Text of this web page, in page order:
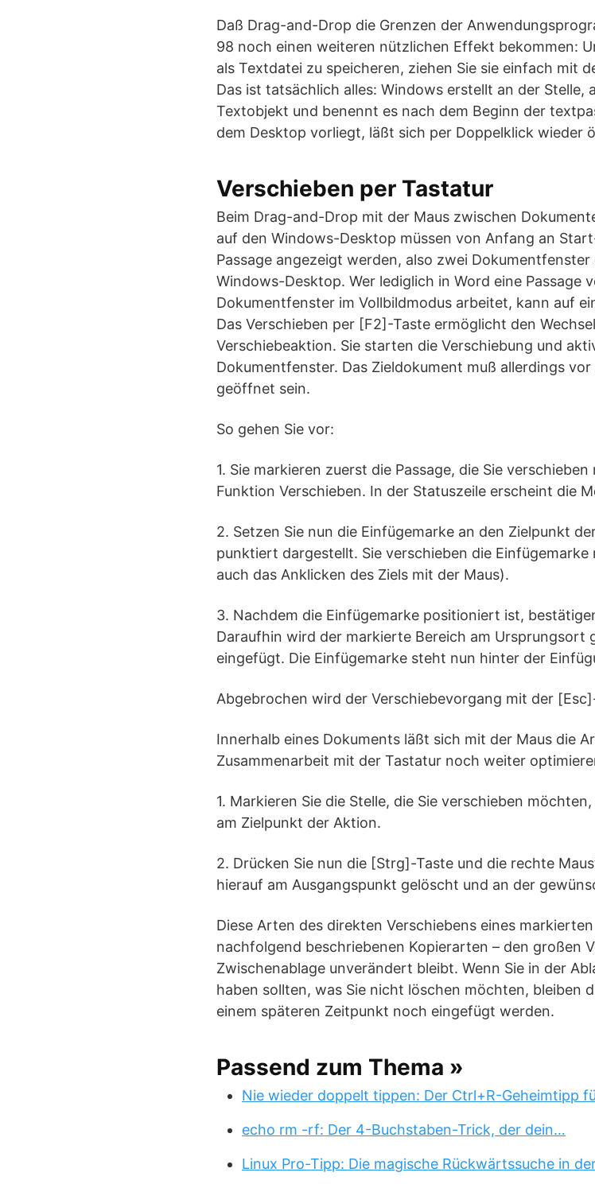
Daß Drag-and-Drop die Grenzen der
98 noch einen weiteren nützlichen Effekt bekommen:
als Textdatei zu speicheren, ziehen Sie sie einfach mit
Das ist tatsächlich alles: Windows erstellt an der Stelle,
Textobjekt und benennt es nach dem Beginn der
dem Desktop vorliegt, läßt sich per Doppelklick wieder
Verschieben per Tastatur
Beim Drag-and-Drop mit der Maus zwischen
auf den Windows-Desktop müssen von Anfang an
Passage angezeigt werden, also zwei
Windows-Desktop. Wer lediglich in Word eine Passage
Dokumentfenster im Vollbildmodus arbeitet, kann auf
Das Verschieben per [F2]-Taste ermöglicht den
Verschiebeaktion. Sie starten die Verschiebung und
Dokumentfenster. Das Zieldokument muß allerdings
geöffnet sein.
So gehen Sie vor:
1. Sie markieren zuerst die Passage, die Sie
Funktion Verschieben. In der Statuszeile erscheint die
2. Setzen Sie nun die Einfügemarke an den Zielpunkt
punktiert dargestellt. Sie verschieben die
auch das Anklicken des Ziels mit der Maus).
3. Nachdem die Einfügemarke positioniert ist,
Daraufhin wird der markierte Bereich am Ursprungsort
eingefügt. Die Einfügemarke steht nun hinter der
Abgebrochen wird der Verschiebevorgang mit der
Innerhalb eines Dokuments läßt sich mit der Maus die
Zusammenarbeit mit der Tastatur noch weiter
1. Markieren Sie die Stelle, die Sie verschieben
am Zielpunkt der Aktion.
2. Drücken Sie nun die [Strg]-Taste und die rechte
hierauf am Ausgangspunkt gelöscht und an der
Diese Arten des direkten Verschiebens eines
nachfolgend beschriebenen Kopierarten – den großen
Zwischenablage unverändert bleibt. Wenn Sie in der
haben sollten, was Sie nicht löschen möchten, bleiben
einem späteren Zeitpunkt noch eingefügt werden.
Passend zum Thema »
Nie wieder doppelt tippen: Der Ctrl+R-Geheimtipp
echo rm -rf: Der 4-Buchstaben-Trick, der dein…
Linux Pro-Tipp: Die magische Rückwärtssuche in